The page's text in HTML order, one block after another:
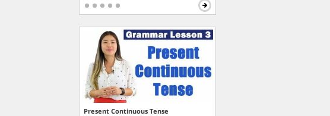
Present Continuous Tense